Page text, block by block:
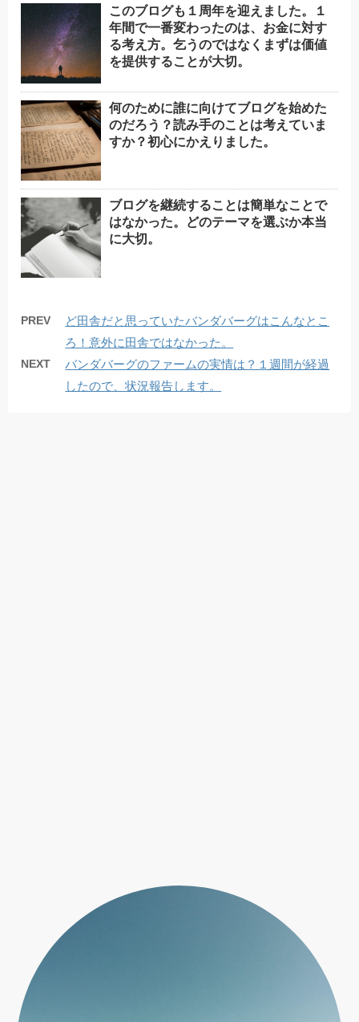
このブログも１周年を迎えました。１
年間で一番変わったのは、お金に対す
る考え方。乞うのではなくまずは価値
を提供することが大切。
何のために誰に向けてブログを始めた
のだろう？読み手のことは考えていま
すか？初心にかえりました。
ブログを継続することは簡単なことで
はなかった。どのテーマを選ぶか本当
に大切。
PREV
ど田舎だと思っていたバンダバーグはこんなとこ
ろ！意外に田舎ではなかった。
NEXT
バンダバーグのファームの実情は？１週間が経過
したので、状況報告します。